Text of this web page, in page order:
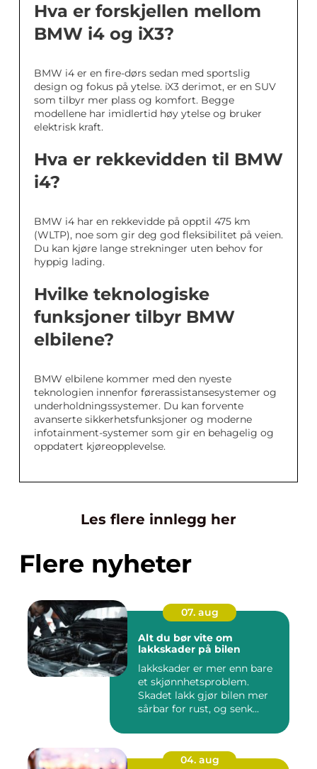
Hva er forskjellen mellom
BMW i4 og iX3?
BMW i4 er en fire-dørs sedan med sportslig
design og fokus på ytelse. iX3 derimot, er en SUV
som tilbyr mer plass og komfort. Begge
modellene har imidlertid høy ytelse og bruker
elektrisk kraft.
Hva er rekkevidden til BMW
i4?
BMW i4 har en rekkevidde på opptil 475 km
(WLTP), noe som gir deg god fleksibilitet på veien.
Du kan kjøre lange strekninger uten behov for
hyppig lading.
Hvilke teknologiske
funksjoner tilbyr BMW
elbilene?
BMW elbilene kommer med den nyeste
teknologien innenfor førerassistansesystemer og
underholdningssystemer. Du kan forvente
avanserte sikkerhetsfunksjoner og moderne
infotainment-systemer som gir en behagelig og
oppdatert kjøreopplevelse.
Les flere innlegg her
Flere nyheter
07. aug
Alt du bør vite om
lakkskader på bilen
lakkskader er mer enn bare
et skjønnhetsproblem.
Skadet lakk gjør bilen mer
sårbar for rust, og senk...
04. aug